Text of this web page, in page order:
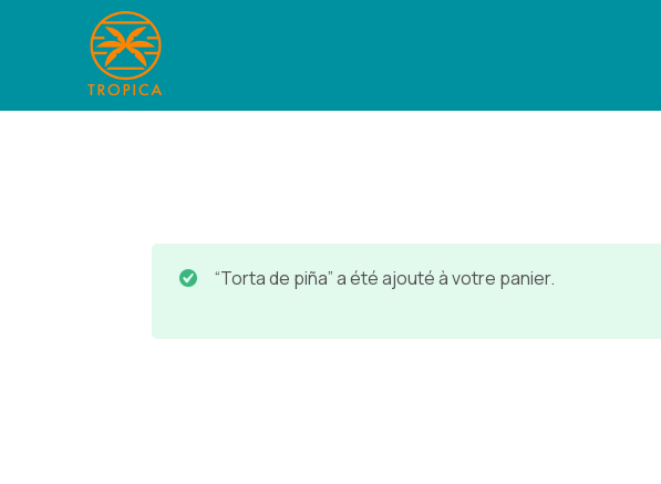
“Torta de piña” a été ajouté à votre panier.